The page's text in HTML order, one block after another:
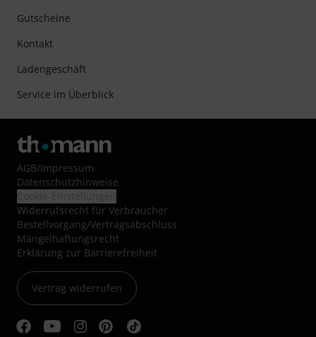
Gutscheine
Kontakt
Ladengeschäft
Service im Überblick
AGB/Impressum
Datenschutzhinweise
Widerrufsrecht für Verbraucher
Bestellvorgang/Vertragsabschluss
Mängelhaftungsrecht
Erklärung zur Barrierefreiheit
Vertrag widerrufen